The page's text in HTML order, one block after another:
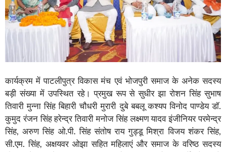
कार्यक्रम में पाटलीपुत्र विकास मंच एवं भोजपुरी समाज के अनेक सदस्य
बड़ी संख्या में उपस्थित रहे। प्रमुख रूप से सुधीर झा रोशन सिंह सुभाष
तिवारी मुन्ना सिंह बिहारी चौधरी मुरारी दुबे बबलू कश्यप विनोद पाण्डेय डॉ.
कुमुद रंजन सिंह हरेन्द्र तिवारी मनोज सिंह लक्ष्मण यादव इंजीनियर परमेन्द्र
सिंह, अरुण सिंह ओ.पी. सिंह संतोष राय गुड्डू मिश्रा विजय शंकर सिंह,
सी.एम. सिंह, अक्षयवर ओझा सहित महिलाएं और समाज के वरिष्ठ सदस्य